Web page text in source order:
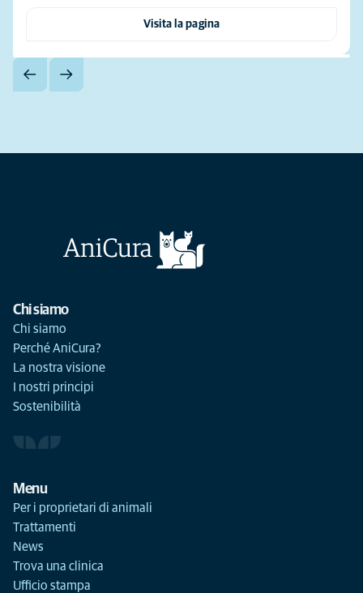
Visita la pagina
Chi siamo
Chi siamo
Perché AniCura?
La nostra visione
I nostri principi
Sostenibilità
Menu
Per i proprietari di animali
Trattamenti
News
Trova una clinica
Ufficio stampa